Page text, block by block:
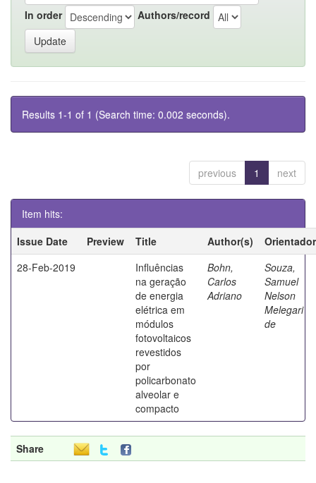
In order Authors/record
Results 1-1 of 1 (Search time: 0.002 seconds).
previous 1 next
Item hits:
Issue Date
Preview Title Author(s)
Orientador
28-Feb-2019
Influências
na geração
de energia
elétrica em
módulos
fotovoltaicos
revestidos
por
policarbonato
alveolar e
compacto
Bohn,
Carlos
Adriano
Souza,
Samuel
Nelson
Melegari
de
Share